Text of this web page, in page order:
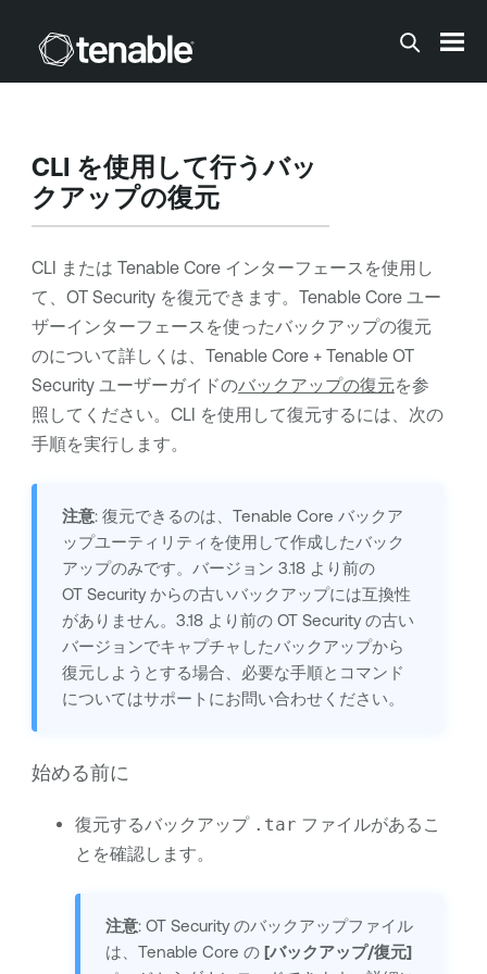
メインコンテンツに移動する
CLI を使用して行うバッ
クアップの復元
CLI または Tenable Coreインターフェースを使用し
て、 OT Securityを復元できます。 Tenable Coreユー
ザーインターフェースを使ったバックアップの復元
のについて詳しくは、 Tenable Core+ Tenable OT
Securityユーザーガイドのバックアップの復元を参
照してください。CLI を使用して復元するには、次の
手順を実行します。
注意: 復元できるのは、 Tenable Core バックア
ップユーティリティを使用して作成したバック
アップのみです。バージョン 3.18 より前の
OT Securityからの古いバックアップには互換性
がありません。3.18 より前の OT Securityの古い
バージョンでキャプチャしたバックアップから
復元しようとする場合、必要な手順とコマンド
についてはサポートにお問い合わせください。
始める前に
復元するバックアップ .tar ファイルがあるこ
とを確認します。
注意: OT Securityのバックアップファイル
は、 Tenable Core の [バックアップ/復元]